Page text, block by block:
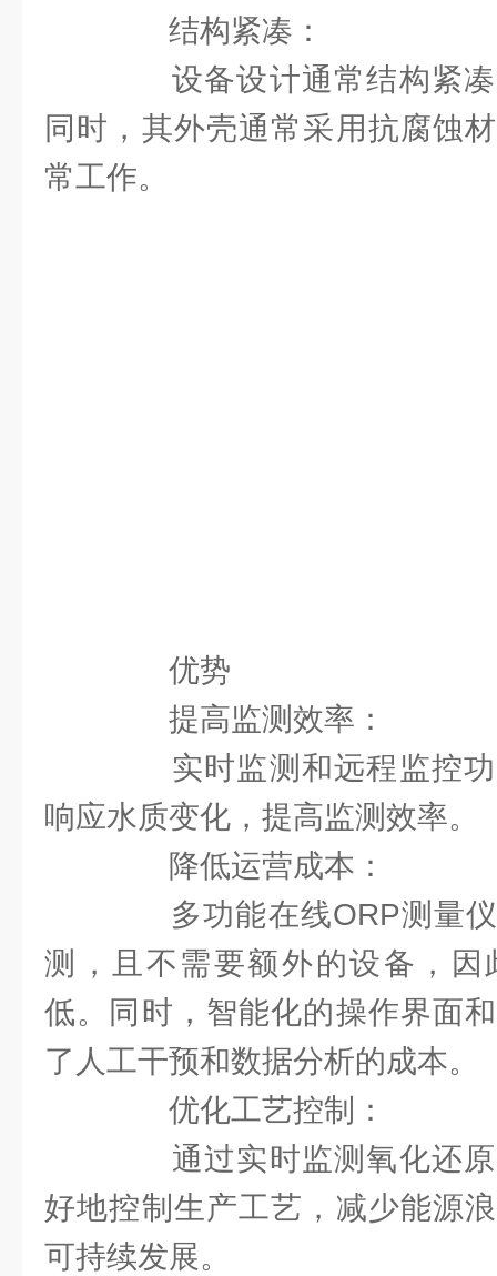
结构紧凑：
设备设计通常结构紧凑
同时，其外壳通常采用抗腐蚀
常工作。
优势
提高监测效率：
实时监测和远程监控功
响应水质变化，提高监测效率。
降低运营成本：
多功能在线ORP测量仪
测，且不需要额外的设备，因
低。同时，智能化的操作界面
了人工干预和数据分析的成本。
优化工艺控制：
通过实时监测氧化还原
好地控制生产工艺，减少能源
可持续发展。